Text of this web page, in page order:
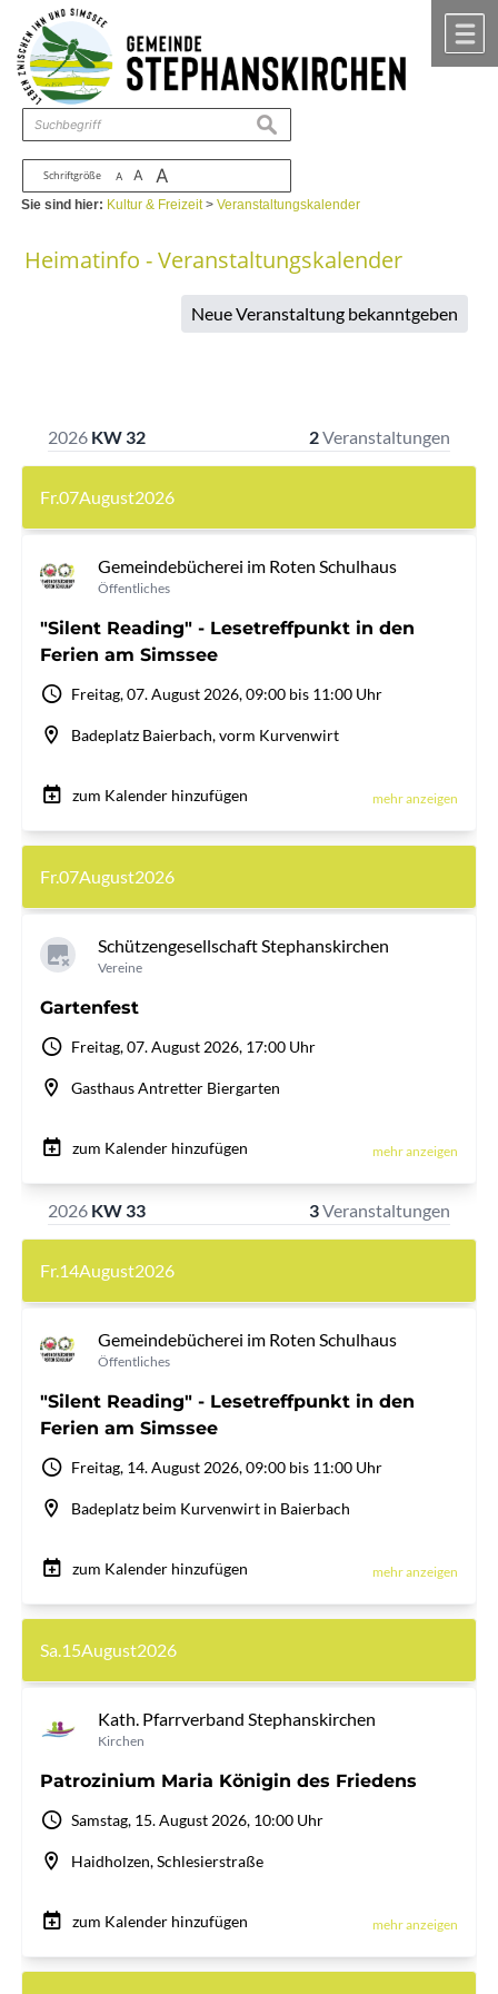
Zum Inhalt ,zur Navigation
Schriftgröße A A A
suchen
Sie sind hier: Kultur & Freizeit>Veranstaltungskalender
Heimatinfo - Veranstaltungskalender